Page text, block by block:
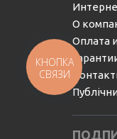
О
Оплата
КНОПКА
СВЯЗИ